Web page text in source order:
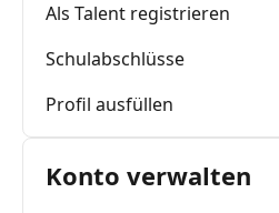
Als Talent registrieren
Schulabschlüsse
Profil ausfüllen
Konto verwalten